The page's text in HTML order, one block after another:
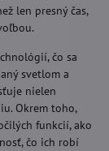
len presný čas,
čo sa
svetlom a
nielen
Okrem toho,
funkcií, ako
čo ich robí